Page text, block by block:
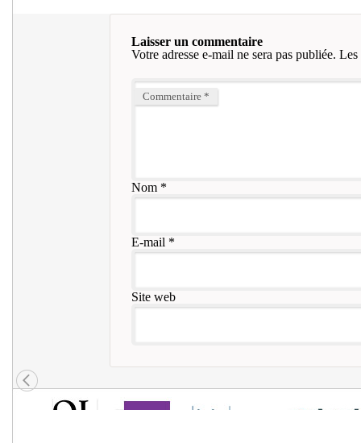
Laisser un commentaire
Votre adresse e-mail ne sera pas publiée. Les
Commentaire *
Nom*
E-mail *
Site web